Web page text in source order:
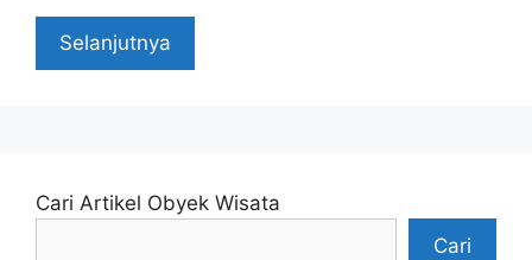
Selanjutnya
Cari Artikel Obyek Wisata
Cari